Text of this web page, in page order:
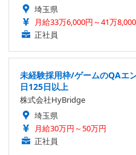
埼玉県
月給33万6,000円～41万
正社員
未経験採用枠/ゲームのQAエ
日125日以上
株式会社HyBridge
埼玉県
月給30万円～50万円
正社員